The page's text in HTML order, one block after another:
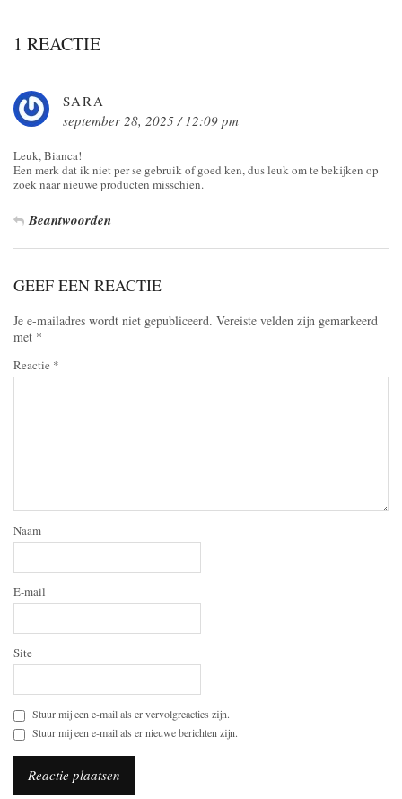
1 REACTIE
SARA
september 28, 2025 / 12:09 pm
Leuk, Bianca!
Een merk dat ik niet per se gebruik of goed ken, dus leuk om te bekijken op
zoek naar nieuwe producten misschien.
Beantwoorden
GEEF EEN REACTIE
Je e-mailadres wordt niet gepubliceerd. Vereiste velden zijn gemarkeerd
met *
Reactie *
Naam
E-mail
Site
Stuur mij een e-mail als er vervolgreacties zijn.
Stuur mij een e-mail als er nieuwe berichten zijn.